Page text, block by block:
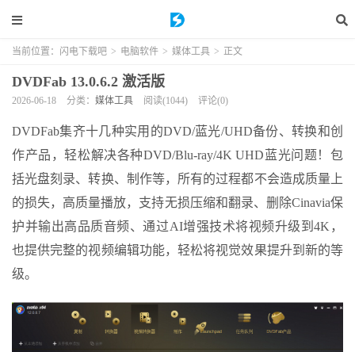
当前位置： 闪电下载吧 > 电脑软件 > 媒体工具 > 正文
DVDFab 13.0.6.2 激活版
2026-06-18 分类： 媒体工具 阅读(1044) 评论(0)
DVDFab集齐十几种实用的DVD/蓝光/UHD备份、转换和创
作产品，轻松解决各种DVD/Blu-ray/4K UHD蓝光问题！包
括光盘刻录、转换、制作等，所有的过程都不会造成质量上
的损失，高质量播放，支持无损压缩和翻录、删除Cinavia保
护并输出高品质音频、通过AI增强技术将视频升级到4K，
也提供完整的视频编辑功能，轻松将视觉效果提升到新的等
级。